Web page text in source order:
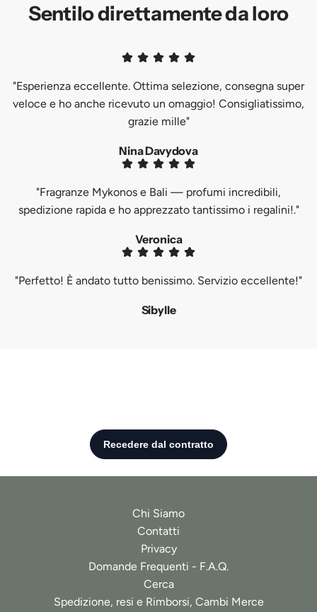
Sentilo direttamente da loro
"Esperienza eccellente. Ottima selezione, consegna super
veloce e ho anche ricevuto un omaggio! Consigliatissimo,
grazie mille"
Nina Davydova
"Fragranze Mykonos e Bali — profumi incredibili,
spedizione rapida e ho apprezzato tantissimo i regalini!."
Veronica
"Perfetto! È andato tutto benissimo. Servizio eccellente!"
Sibylle
Chi Siamo
Contatti
Privacy
Domande Frequenti - F.A.Q.
Cerca
Spedizione, resi e Rimborsi, Cambi Merce